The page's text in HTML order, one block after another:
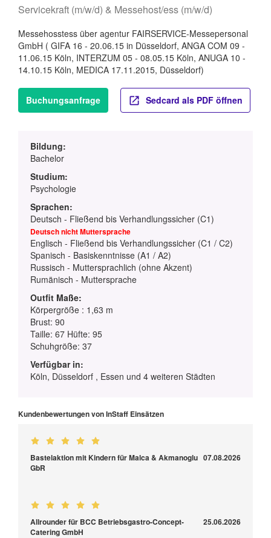
Servicekraft (m/w/d) & Messehost/ess (m/w/d)
Messehosstess über agentur FAIRSERVICE-Messepersonal
GmbH ( GIFA 16 - 20.06.15 in Düsseldorf, ANGA COM 09 -
11.06.15 Köln, INTERZUM 05 - 08.05.15 Köln, ANUGA 10 -
14.10.15 Köln, MEDICA 17.11.2015, Düsseldorf)
Buchungsanfrage Sedcard als PDF öffnen
Bildung:
Bachelor
Studium:
Psychologie
Sprachen:
Deutsch - Fließend bis Verhandlungssicher (C1)
Deutsch nicht Muttersprache
Englisch - Fließend bis Verhandlungssicher (C1 / C2)
Spanisch - Basiskenntnisse (A1 / A2)
Russisch - Muttersprachlich (ohne Akzent)
Rumänisch - Muttersprache
Outfit Maße:
Körpergröße : 1,63 m
Brust: 90
Taille: 67 Hüfte: 95
Schuhgröße: 37
Verfügbar in:
Köln, Düsseldorf , Essen und 4 weiteren Städten
Kundenbewertungen von InStaff Einsätzen
Bastelaktion mit Kindern für Malca & Akmanoglu
GbR
07.08.2026
Allrounder für BCC Betriebsgastro-Concept-
Catering GmbH
25.06.2026